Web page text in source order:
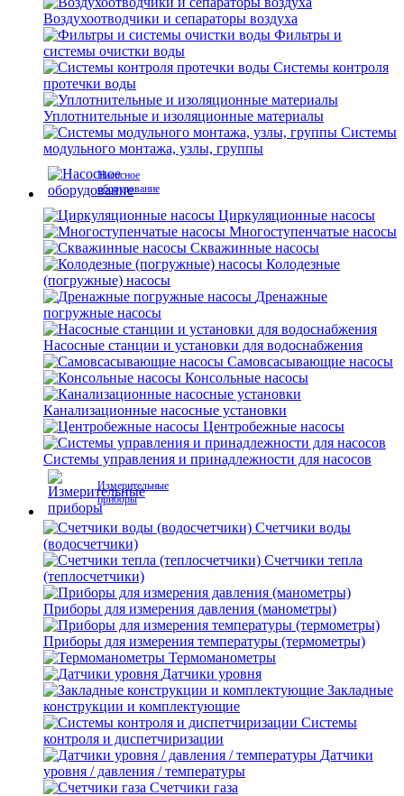
Воздухоотводчики и сепараторы воздуха
Фильтры и
системы очистки воды
Системы контроля
протечки воды
Уплотнительные и изоляционные материалы
Системы
модульного монтажа, узлы, группы
Насосное
оборудование
Циркуляционные насосы
Многоступенчатые насосы
Скважинные насосы
Колодезные
(погружные) насосы
Дренажные
погружные насосы
Насосные станции и установки для водоснабжения
Самовсасывающие насосы
Консольные насосы
Канализационные насосные установки
Центробежные насосы
Системы управления и принадлежности для насосов
Измерительные
приборы
Счетчики воды
(водосчетчики)
Счетчики тепла
(теплосчетчики)
Приборы для измерения давления (манометры)
Приборы для измерения температуры (термометры)
Термоманометры
Датчики уровня
Закладные
конструкции и комплектующие
Системы
контроля и диспетчиризации
Датчики
уровня / давления / температуры
Счетчики газа